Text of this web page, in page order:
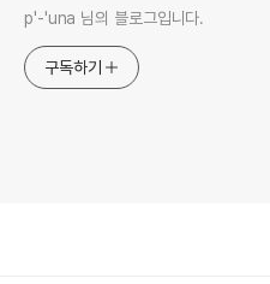
p'-'una 님의 블로그입니다.
구독하기